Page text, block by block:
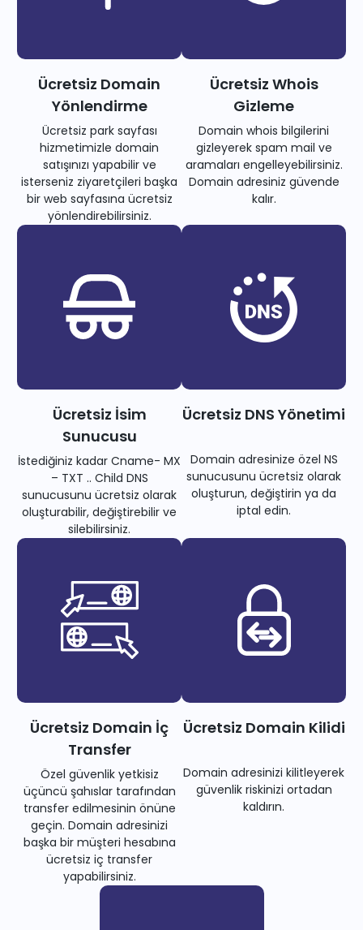
Ücretsiz Domain
Yönlendirme
Ücretsiz park sayfası
hizmetimizle domain
satışınızı yapabilir ve
isterseniz ziyaretçileri başka
bir web sayfasına ücretsiz
yönlendirebilirsiniz.
Ücretsiz Whois
Gizleme
Domain whois bilgilerini
gizleyerek spam mail ve
aramaları engelleyebilirsiniz.
Domain adresiniz güvende
kalır.
Ücretsiz İsim
Sunucusu
İstediğiniz kadar Cname- MX
– TXT .. Child DNS
sunucusunu ücretsiz olarak
oluşturabilir, değiştirebilir ve
silebilirsiniz.
Ücretsiz DNS Yönetimi
Domain adresinize özel NS
sunucusunu ücretsiz olarak
oluşturun, değiştirin ya da
iptal edin.
Ücretsiz Domain İç
Transfer
Özel güvenlik yetkisiz
üçüncü şahıslar tarafından
transfer edilmesinin önüne
geçin. Domain adresinizi
başka bir müşteri hesabına
ücretsiz iç transfer
yapabilirsiniz.
Ücretsiz Domain Kilidi
Domain adresinizi kilitleyerek
güvenlik riskinizi ortadan
kaldırın.